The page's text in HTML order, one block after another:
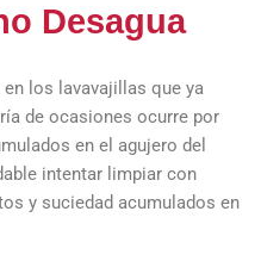
Desagua
los lavavajillas que ya
de ocasiones ocurre por
en el agujero del
intentar limpiar con
y suciedad acumulados en